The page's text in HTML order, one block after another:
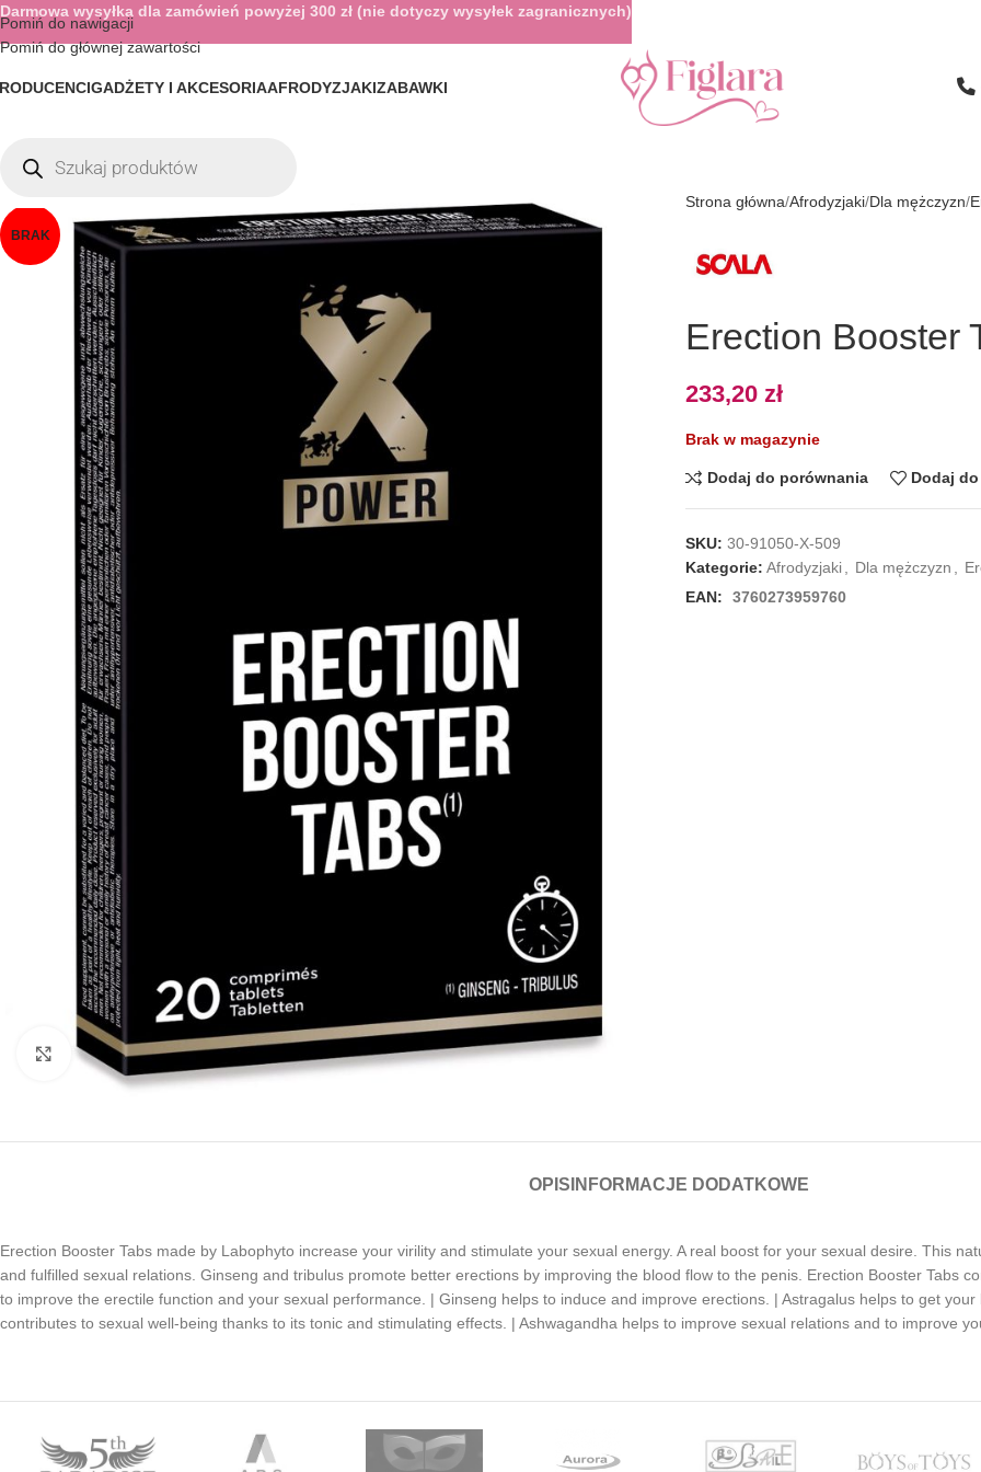
Pomiń do nawigacji
Pomiń do głównej zawartości
GADŻETY I AKCESORIAAFRODYZJAKIZABAWKI
BRAK
Kliknij, aby powiększyć
Strona główna Afrodyzjaki Dla mężczyzn
Erection Booster
233,20 zł
Brak w magazynie
Dodaj do porównania Dodaj
SKU: 30-91050-X-509
Kategorie: Afrodyzjaki Dla mężczyzn
EAN:
3760273959760
OPIS INFORMACJE DODATKOWE
Erection Booster Tabs made by Labophyto increase your virility and stimulate your sexual energy. A real boost for your sexual desire. This
and fulfilled sexual relations. Ginseng and tribulus promote better erections by improving the blood flow to the penis. Erection Booster Tabs
to improve the erectile function and your sexual performance. | Ginseng helps to induce and improve erections. | Astragalus helps to get
contributes to sexual well-being thanks to its tonic and stimulating effects. | Ashwagandha helps to improve sexual relations and to improve
Darmowa wysyłka dla zamówień powyżej 300 zł (nie dotyczy wysyłek zagranicznych)